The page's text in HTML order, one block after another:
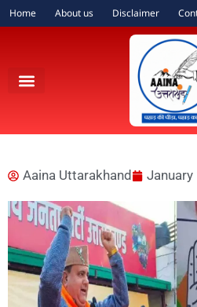
Home About us Disclaimer
Aaina Uttarakhand January